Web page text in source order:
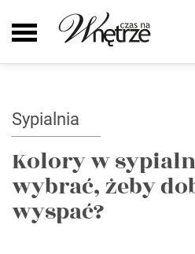
Sypialnia
Kolory w
wybrać, żeby
wyspać?